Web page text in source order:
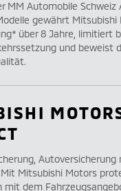
MM Automobile Schweiz
gewährt Mitsubishi
über 8 Jahre, limitiert
und beweist
Autoversicherung
Mit Mitsubishi Motors
mit dem